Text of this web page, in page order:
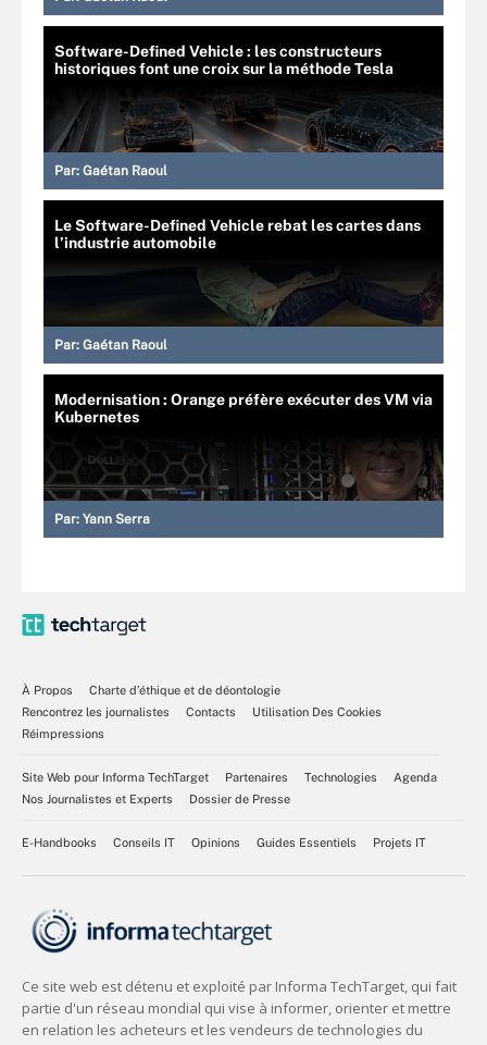
Software-Defined Vehicle : les constructeurs
historiques font une croix sur la méthode Tesla
Par: Gaétan Raoul
Le Software-Defined Vehicle rebat les cartes dans
l’industrie automobile
Par: Gaétan Raoul
Modernisation : Orange préfère exécuter des VM via
Kubernetes
Par: Yann Serra
À Propos
Charte d’éthique et de déontologie
Rencontrez les journalistes
Contacts
Utilisation Des Cookies
Réimpressions
Site Web pour Informa TechTarget Partenaires Technologies
Agenda
Nos Journalistes et Experts
Dossier de Presse
E-Handbooks Conseils IT Opinions Guides Essentiels Projets IT